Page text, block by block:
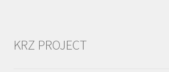
KRZ PROJECT